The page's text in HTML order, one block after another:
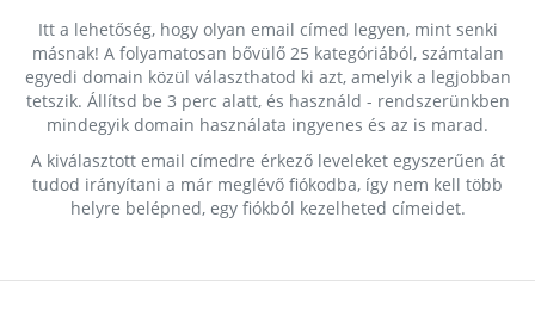
Itt a lehetőség, hogy olyan email címed legyen, mint senki
másnak! A folyamatosan bővülő 25 kategóriából, számtalan
egyedi domain közül választhatod ki azt, amelyik a legjobban
tetszik. Állítsd be 3 perc alatt, és használd - rendszerünkben
mindegyik domain használata ingyenes és az is marad.
A kiválasztott email címedre érkező leveleket egyszerűen át
tudod irányítani a már meglévő fiókodba, így nem kell több
helyre belépned, egy fiókból kezelheted címeidet.